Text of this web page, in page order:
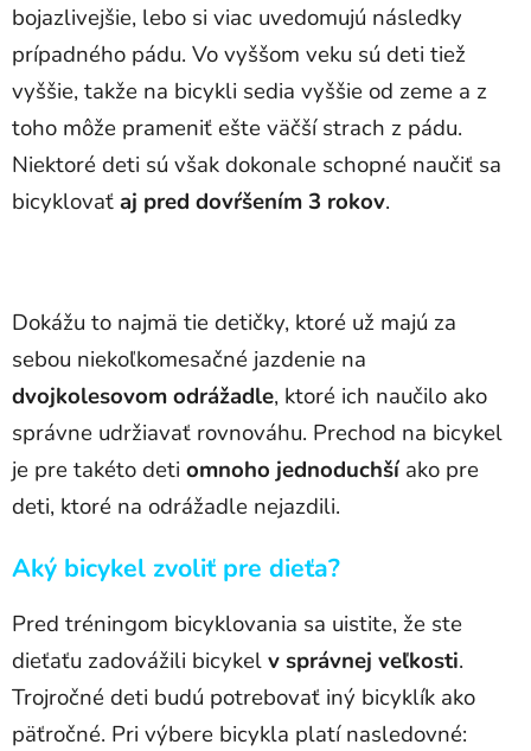
bojazlivejšie, lebo si viac uvedomujú následky
prípadného pádu. Vo vyššom veku sú deti tiež
vyššie, takže na bicykli sedia vyššie od zeme a z
toho môže prameniť ešte väčší strach z pádu.
Niektoré deti sú však dokonale schopné naučiť sa
bicyklovaťaj pred dovŕšením 3 rokov.
Dokážu to najmä tie detičky, ktoré už majú za
sebou niekoľkomesačné jazdenie na
dvojkolesovom odrážadle, ktoré ich naučilo ako
správne udržiavať rovnováhu. Prechod na bicykel
je pre takéto deti omnoho jednoduchšíako pre
deti, ktoré na odrážadle nejazdili.
Aký bicykel zvoliť pre dieťa?
Pred tréningom bicyklovania sa uistite, že ste
dieťaťu zadovážili bicykelv správnej veľkosti.
Trojročné deti budú potrebovať iný bicyklík ako
päťročné. Pri výbere bicykla platí nasledovné: